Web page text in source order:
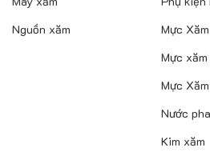
Nguồn xăm
Mực
Mực
Mực
Nước
Kim xăm